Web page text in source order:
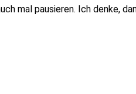
mal pausieren. Ich denke,